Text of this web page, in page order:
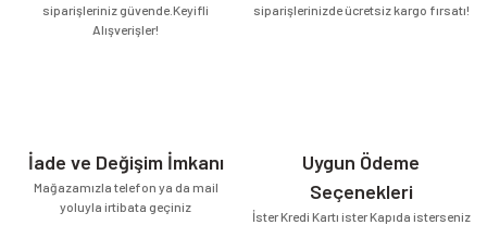
siparişleriniz güvende.Keyifli
Alışverişler!
siparişlerinizde ücretsiz kargo fırsatı!
İade ve Değişim İmkanı
Mağazamızla telefon ya da mail
yoluyla irtibata geçiniz
Uygun Ödeme
Seçenekleri
İster Kredi Kartı ister Kapıda isterseniz